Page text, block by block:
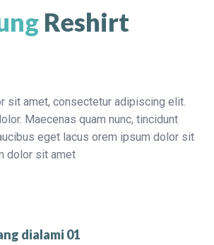
Reshirt
sit amet, consectetur adipiscing elit.
Maecenas quam nunc, tincidunt
eget lacus orem ipsum dolor sit
dolor sit amet
dialami 01